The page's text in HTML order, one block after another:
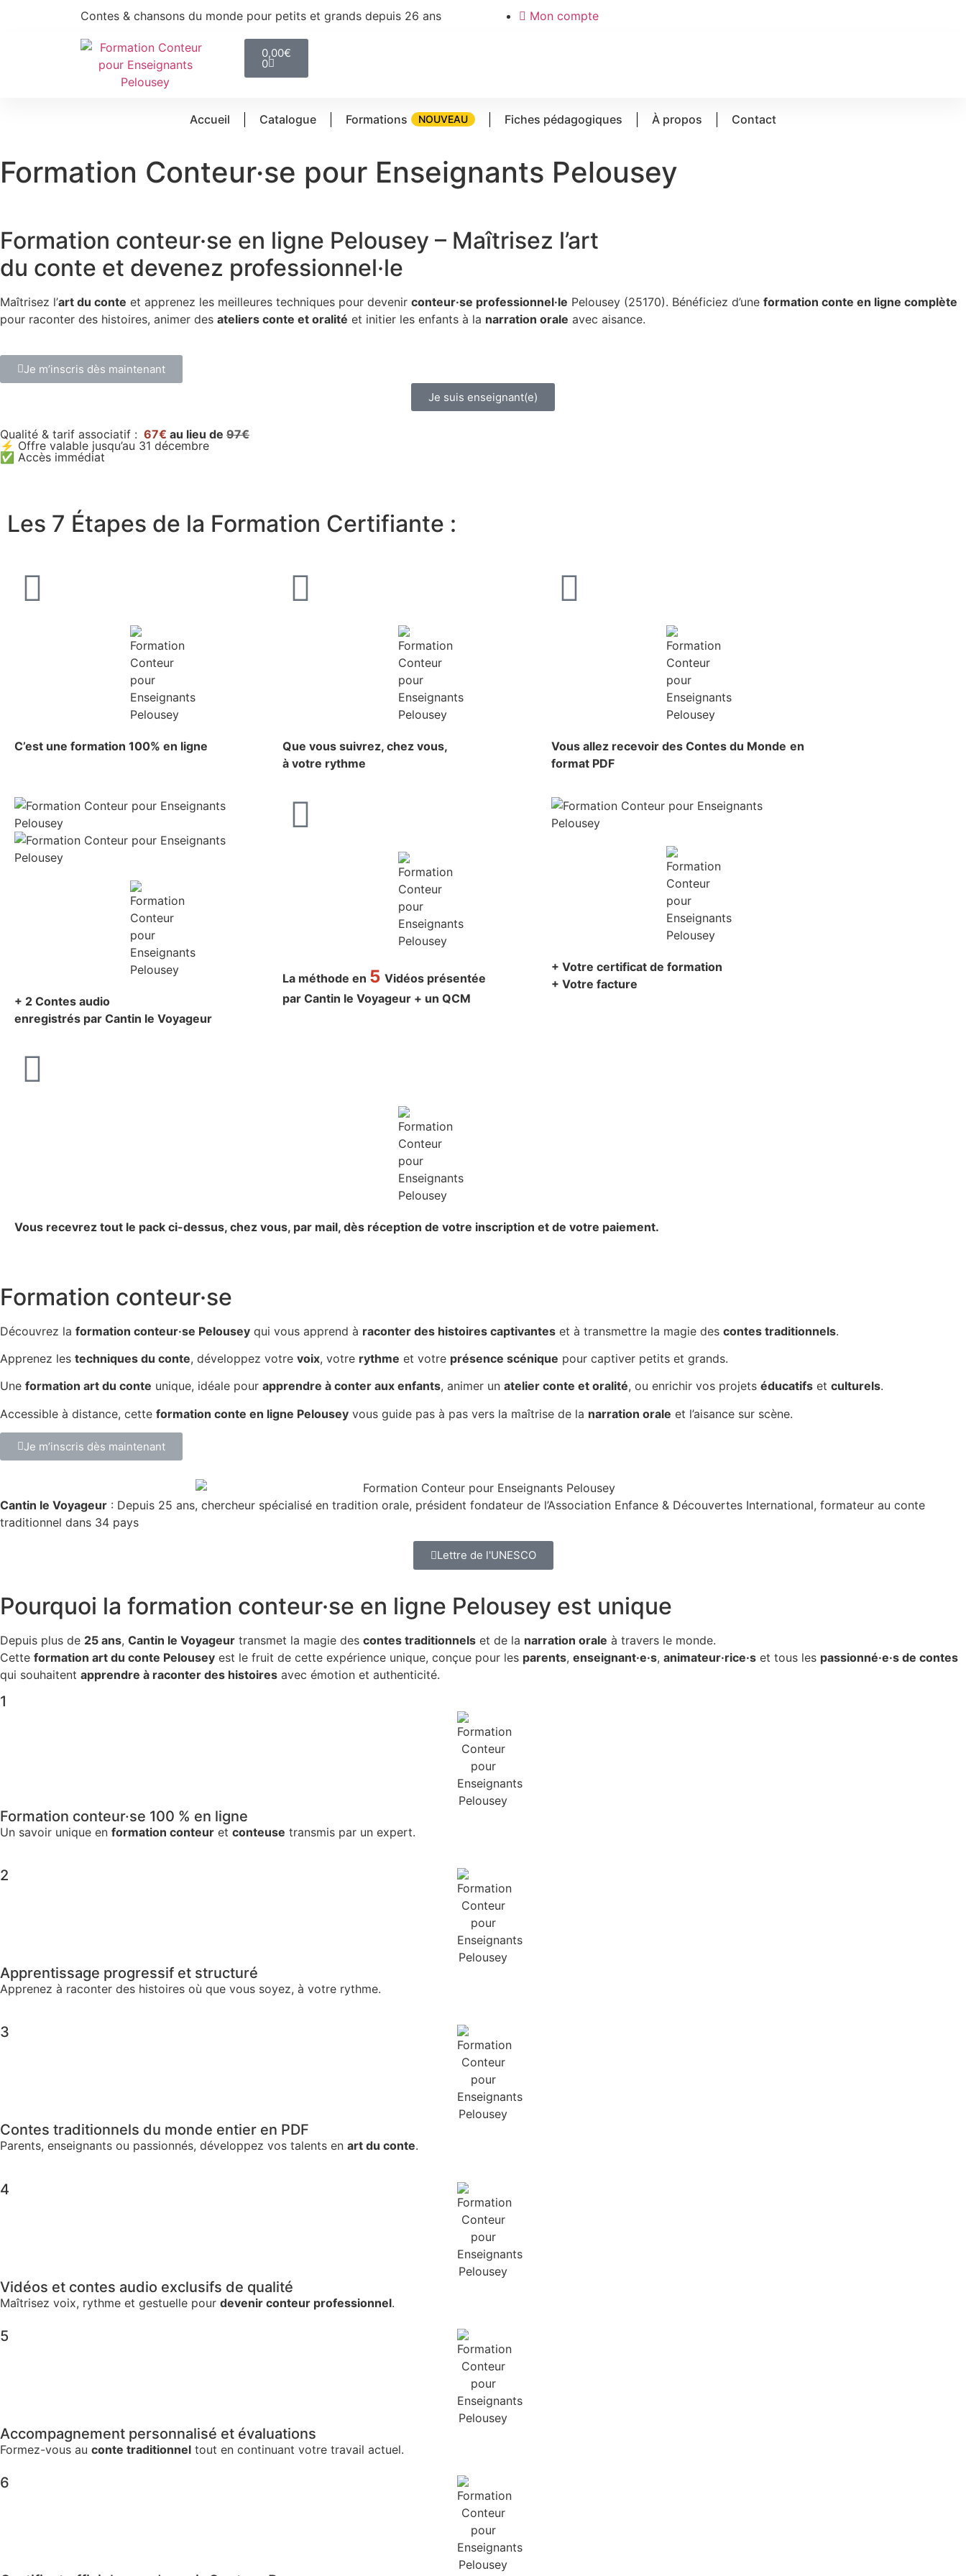
Contes & chansons du monde pour petits et grands depuis 26 ans Mon compte
0,00€
0
Accueil Catalogue Formations NOUVEAU Fiches pédagogiques À propos Contact
Formation Conteur·se pour Enseignants Pelousey
Formation conteur·se en ligne Pelousey – Maîtrisez l’art
du conte et devenez professionnel·le
Maîtrisez l’art du conte et apprenez les meilleures techniques pour devenir conteur·se professionnel·le Pelousey (25170). Bénéficiez d’une formation conte en ligne complète
pour raconter des histoires, animer des ateliers conte et oralité et initier les enfants à la narration orale avec aisance.
Je m’inscris dès maintenant
Je suis enseignant(e)
Qualité & tarif associatif : 67€ au lieu de 97€
⚡ Offre valable jusqu’au 31 décembre
✅ Accès immédiat
Les 7 Étapes de la Formation Certifiante :
C’est une formation 100% en ligne
Que vous suivrez, chez vous,
à votre rythme
Vous allez recevoir des Contes du Monde en
format PDF
+ 2 Contes audio
enregistrés par Cantin le Voyageur
La méthode en 5Vidéos présentée
par Cantin le Voyageur + un QCM
+ Votre certificat de formation
+ Votre facture
Vous recevrez tout le pack ci-dessus, chez vous, par mail, dès réception de votre inscription et de votre paiement.
Formation conteur·se
Découvrez la formation conteur·se Pelousey qui vous apprend à raconter des histoires captivantes et à transmettre la magie des contes traditionnels.
Apprenez les techniques du conte, développez votre voix, votre rythme et votre présence scénique pour captiver petits et grands.
Une formation art du conte unique, idéale pour apprendre à conter aux enfants, animer un atelier conte et oralité, ou enrichir vos projets éducatifs et culturels.
Accessible à distance, cette formation conte en ligne Pelousey vous guide pas à pas vers la maîtrise de la narration orale et l’aisance sur scène.
Je m’inscris dès maintenant
Cantin le Voyageur : Depuis 25 ans, chercheur spécialisé en tradition orale, président fondateur de l’Association Enfance & Découvertes International, formateur au conte
traditionnel dans 34 pays
Lettre de l'UNESCO
Pourquoi la formation conteur·se en ligne Pelousey est unique
Depuis plus de 25 ans, Cantin le Voyageur transmet la magie des contes traditionnels et de la narration orale à travers le monde.
Cette formation art du conte Pelousey est le fruit de cette expérience unique, conçue pour les parents, enseignant·e·s, animateur·rice·s et tous les passionné·e·s de contes
qui souhaitent apprendre à raconter des histoires avec émotion et authenticité.
1
Formation conteur·se 100 % en ligne
Un savoir unique en formation conteur et conteuse transmis par un expert.
2
Apprentissage progressif et structuré
Apprenez à raconter des histoires où que vous soyez, à votre rythme.
3
Contes traditionnels du monde entier en PDF
Parents, enseignants ou passionnés, développez vos talents en art du conte.
4
Vidéos et contes audio exclusifs de qualité
Maîtrisez voix, rythme et gestuelle pour devenir conteur professionnel.
5
Accompagnement personnalisé et évaluations
Formez-vous au conte traditionnel tout en continuant votre travail actuel.
6